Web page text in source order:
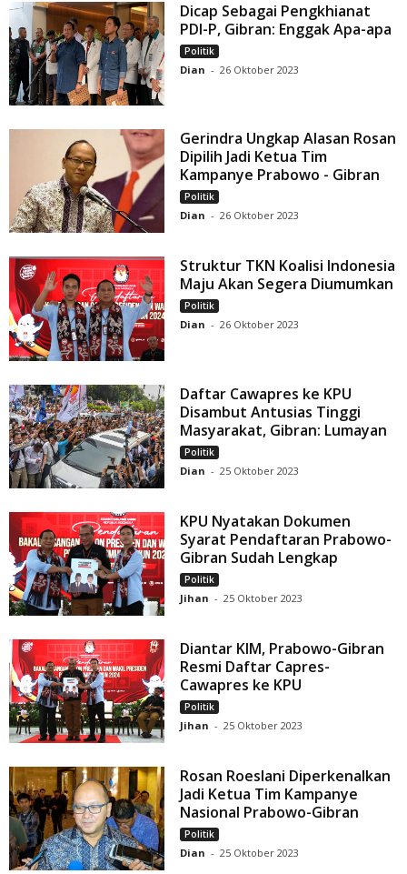
Dicap Sebagai Pengkhianat
PDI-P, Gibran: Enggak Apa-apa
Politik
Dian - 26 Oktober 2023
Gerindra Ungkap Alasan Rosan
Dipilih Jadi Ketua Tim
Kampanye Prabowo - Gibran
Politik
Dian - 26 Oktober 2023
Struktur TKN Koalisi Indonesia
Maju Akan Segera Diumumkan
Politik
Dian - 26 Oktober 2023
Daftar Cawapres ke KPU
Disambut Antusias Tinggi
Masyarakat, Gibran: Lumayan
Politik
Dian - 25 Oktober 2023
KPU Nyatakan Dokumen
Syarat Pendaftaran Prabowo-
Gibran Sudah Lengkap
Politik
Jihan - 25 Oktober 2023
Diantar KIM, Prabowo-Gibran
Resmi Daftar Capres-
Cawapres ke KPU
Politik
Jihan - 25 Oktober 2023
Rosan Roeslani Diperkenalkan
Jadi Ketua Tim Kampanye
Nasional Prabowo-Gibran
Politik
Dian - 25 Oktober 2023